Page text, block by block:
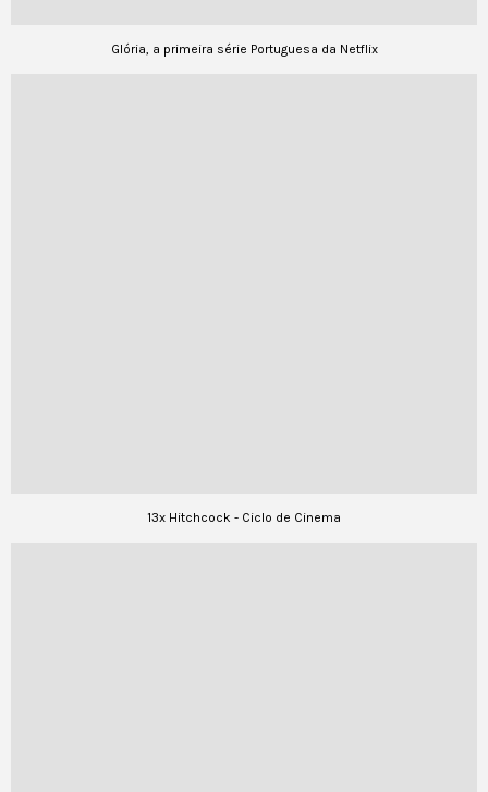
Glória, a primeira série Portuguesa da Netflix
13x Hitchcock - Ciclo de Cinema